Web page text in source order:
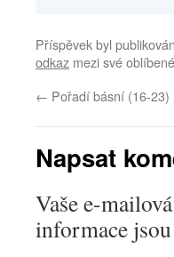
Příspěvek byl
odkaz mezi své
← Pořadí básní (16-23)
Napsat
Vaše e-
informace